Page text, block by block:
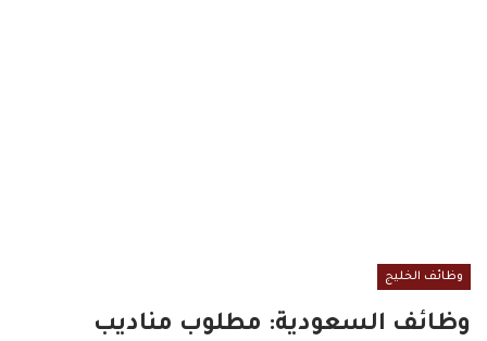
وظائف الخليج
وظائف السعودية: مطلوب مناديب